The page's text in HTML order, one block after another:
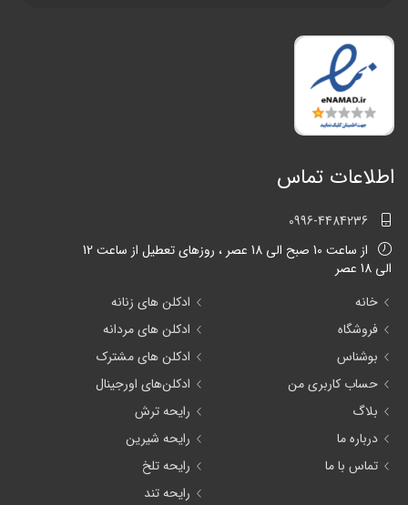
اطلاعات تماس
0996-4484236
از ساعت 10 صبح الی 18 عصر ، روزهای تعطیل از ساعت 12
الی 18 عصر
خانه
فروشگاه
بوشناس
حساب کاربری من
بلاگ
درباره ما
تماس با ما
ادکلن های زنانه
ادکلن های مردانه
ادکلن های مشترک
ادکلن‌های اورجینال
رایحه ترش
رایحه شیرین
رایحه تلخ
رایحه تند